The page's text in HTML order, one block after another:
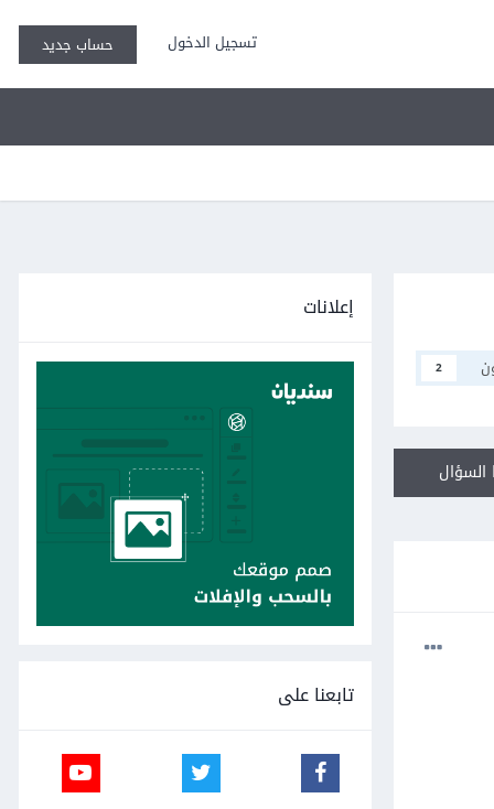
تسجيل الدخول حساب جديد
2
إعلانات
تابعنا على